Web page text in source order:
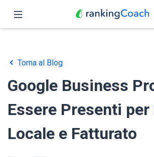
Funzioni
Prezzo
Partner
Blog
Torna al Blog
Google Business
Essere Presenti per
Locale e Fatturato